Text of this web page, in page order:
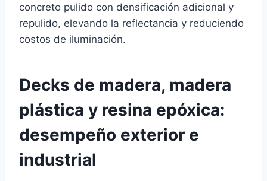
concreto pulido con densificación adicional y
repulido, elevando la reflectancia y reduciendo
costos de iluminación.
Decks de madera, madera
plástica y resina epóxica:
desempeño exterior e
industrial